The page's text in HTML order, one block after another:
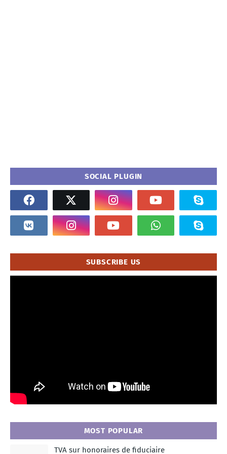
SOCIAL PLUGIN
SUBSCRIBE US
MOST POPULAR
TVA sur honoraires de fiduciaire